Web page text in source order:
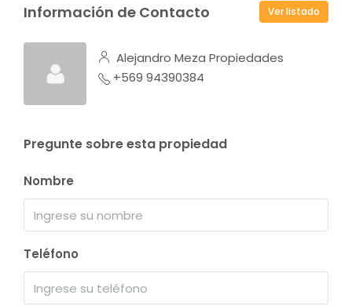
Información de Contacto Ver listado
Alejandro Meza Propiedades
+569 94390384
Pregunte sobre esta propiedad
Nombre
Teléfono